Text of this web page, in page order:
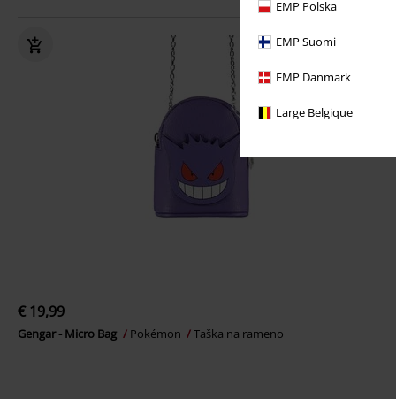
EMP Polska
EMP Suomi
EMP Danmark
Large Belgique
€ 19,99
Gengar - Micro Bag Pokémon Taška na rameno